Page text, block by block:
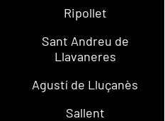
Ripollet
Sant Andreu de
Llavaneres
Agustí de Lluçanès
Sallent